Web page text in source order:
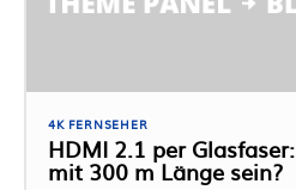
4K FERNSEHER
HDMI 2.1 per
mit 300 m Länge sein?